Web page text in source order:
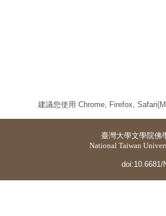
建議您使用 Chrome, Firefox,
臺灣大學文學院佛
National Taiwan
doi:10.6681/